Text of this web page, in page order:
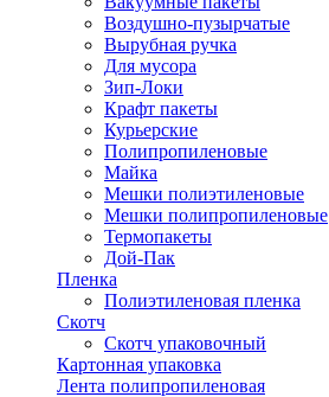
Воздушно-пузырчатые
Вырубная ручка
Для мусора
Зип-Локи
Крафт пакеты
Курьерские
Полипропиленовые
Майка
Мешки полиэтиленовые
Мешки полипропиленовые
Термопакеты
Дой-Пак
Пленка
Полиэтиленовая пленка
Скотч
Скотч упаковочный
Картонная упаковка
Лента полипропиленовая